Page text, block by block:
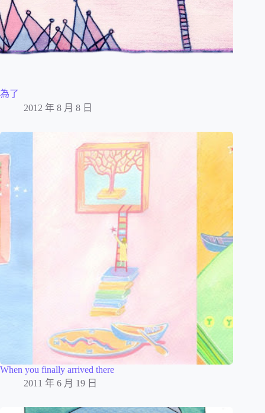
為了
2012 年 8 月 8 日
When you finally arrived there
2011 年 6 月 19 日